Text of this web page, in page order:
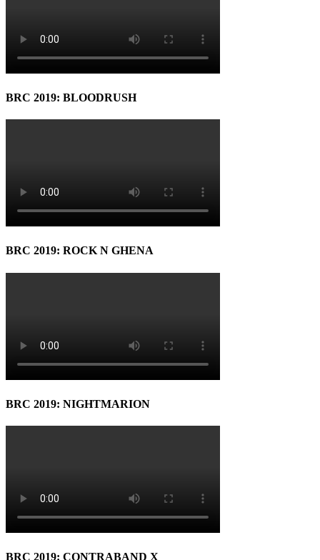
BRC 2019: BLOODRUSH
BRC 2019: ROCK N GHENA
BRC 2019: NIGHTMARION
BRC 2019: CONTRABAND X